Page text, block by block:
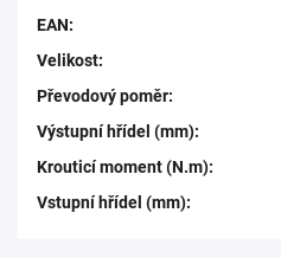
EAN:
Velikost:
Převodový poměr:
Výstupní hřídel (mm):
Krouticí moment (N.m):
Vstupní hřídel (mm):